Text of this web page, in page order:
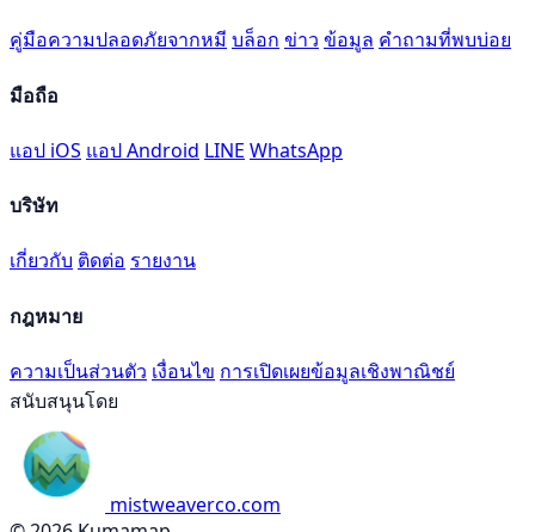
คู่มือความปลอดภัยจากหมี บล็อก ข่าว ข้อมูล คำถามที่พบบ่อย
มือถือ
แอป iOS แอป Android LINE WhatsApp
บริษัท
เกี่ยวกับ ติดต่อ รายงาน
กฎหมาย
ความเป็นส่วนตัว เงื่อนไข การเปิดเผยข้อมูลเชิงพาณิชย์
สนับสนุนโดย
mistweaverco.com